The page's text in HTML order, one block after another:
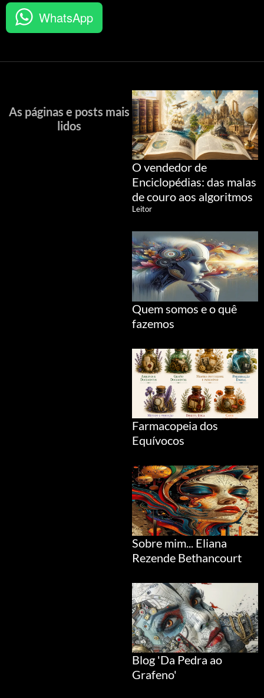
WhatsApp
As páginas e posts mais
lidos
O vendedor de
Enciclopédias: das malas
de couro aos algoritmos
Leitor
Quem somos e o quê
fazemos
Farmacopeia dos
Equívocos
Sobre mim... Eliana
Rezende Bethancourt
Blog 'Da Pedra ao
Grafeno'